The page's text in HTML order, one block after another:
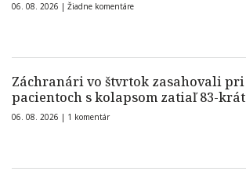
06. 08. 2026 | Žiadne komentáre
Záchranári vo štvrtok zasahovali pri
pacientoch s kolapsom zatiaľ 83-krát
06. 08. 2026 | 1 komentár